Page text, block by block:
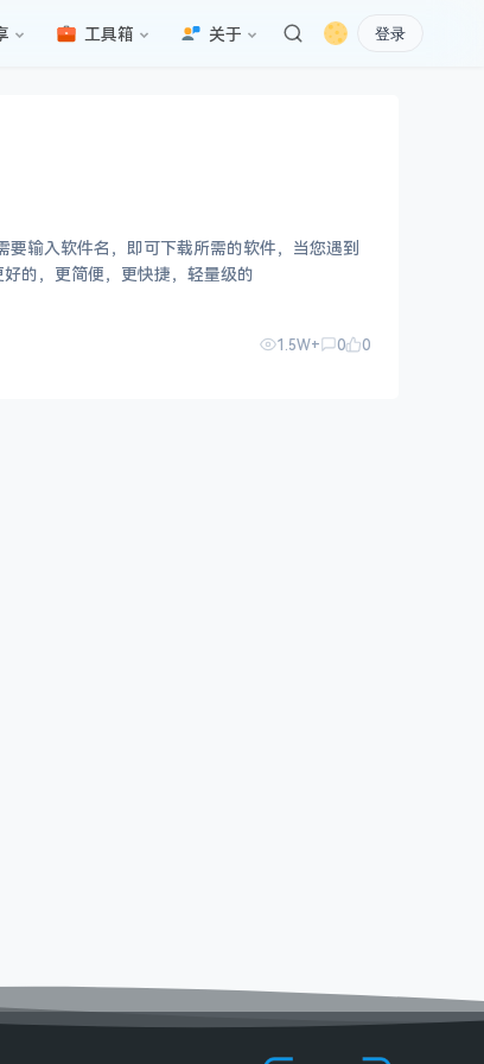
工具箱 关于 登录
输入软件名，即可下载所需的软件，当您遇到
的，更简便，更快捷，轻量级的
1.5W+ 0 0